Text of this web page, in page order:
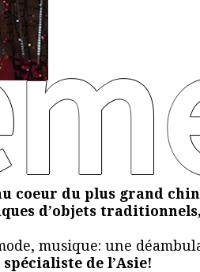
coeur du plus grand
d’objets
musique: une
de l’Asie!